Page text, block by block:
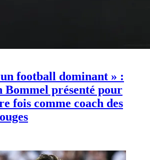
football dominant » :
Bommel présenté pour
fois comme coach des